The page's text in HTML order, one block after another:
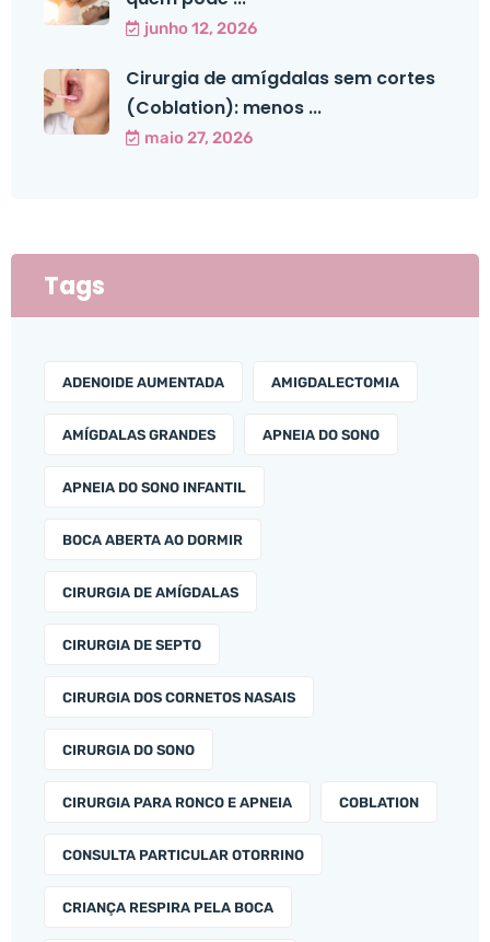
junho 12, 2026
Cirurgia de amígdalas sem cortes
(Coblation): menos ...
maio 27, 2026
Tags
ADENOIDE AUMENTADA AMIGDALECTOMIA
AMÍGDALAS GRANDES APNEIA DO SONO
APNEIA DO SONO INFANTIL
BOCA ABERTA AO DORMIR
CIRURGIA DE AMÍGDALAS
CIRURGIA DE SEPTO
CIRURGIA DOS CORNETOS NASAIS
CIRURGIA DO SONO
CIRURGIA PARA RONCO E APNEIA COBLATION
CONSULTA PARTICULAR OTORRINO
CRIANÇA RESPIRA PELA BOCA